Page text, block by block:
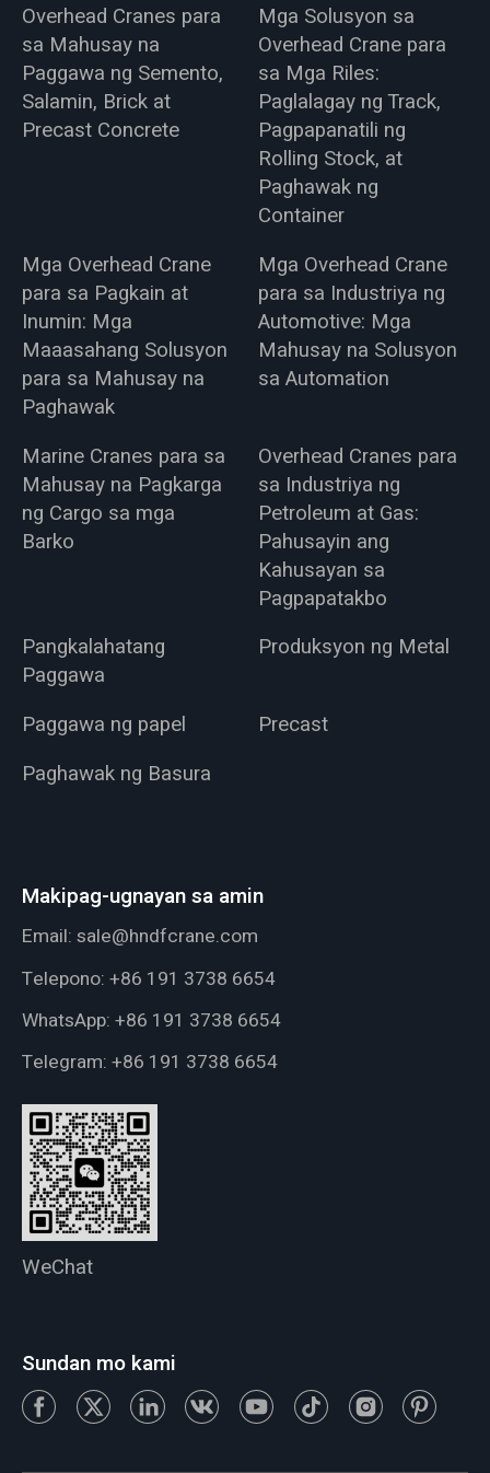
Overhead Cranes para
sa Mahusay na
Paggawa ng Semento,
Salamin, Brick at
Precast Concrete
Mga Solusyon sa
Overhead Crane para
sa Mga Riles:
Paglalagay ng Track,
Pagpapanatili ng
Rolling Stock, at
Paghawak ng
Container
Mga Overhead Crane
para sa Pagkain at
Inumin: Mga
Maaasahang Solusyon
para sa Mahusay na
Paghawak
Mga Overhead Crane
para sa Industriya ng
Automotive: Mga
Mahusay na Solusyon
sa Automation
Marine Cranes para sa
Mahusay na Pagkarga
ng Cargo sa mga
Barko
Overhead Cranes para
sa Industriya ng
Petroleum at Gas:
Pahusayin ang
Kahusayan sa
Pagpapatakbo
Pangkalahatang
Paggawa
Produksyon ng Metal
Paggawa ng papel
Precast
Paghawak ng Basura
Makipag-ugnayan sa amin
Email: sale@hndfcrane.com
Telepono: +86 191 3738 6654
WhatsApp: +86 191 3738 6654
Telegram: +86 191 3738 6654
WeChat
Sundan mo kami